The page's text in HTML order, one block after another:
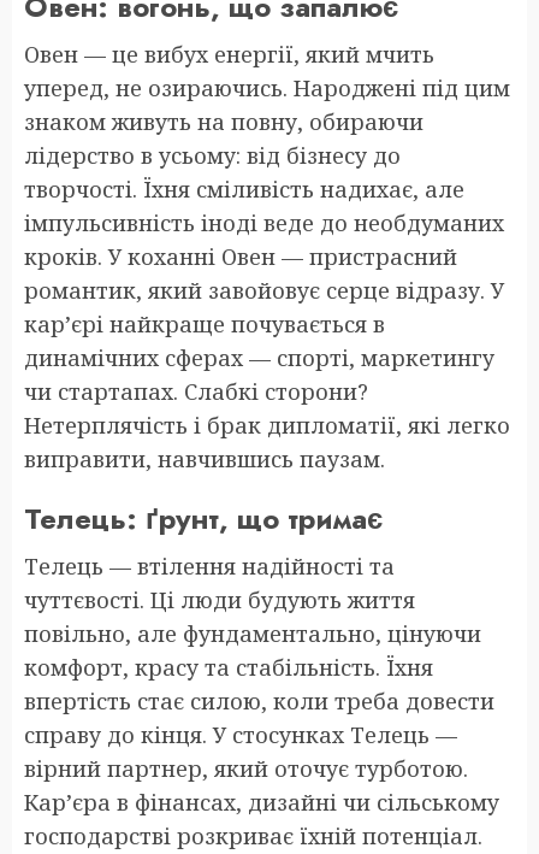
Овен — це вибух енергії, який мчить
уперед, не озираючись. Народжені під цим
знаком живуть на повну, обираючи
лідерство в усьому: від бізнесу до
творчості. Їхня сміливість надихає, але
імпульсивність іноді веде до необдуманих
кроків. У коханні Овен — пристрасний
романтик, який завойовує серце відразу. У
кар’єрі найкраще почувається в
динамічних сферах — спорті, маркетингу
чи стартапах. Слабкі сторони?
Нетерплячість і брак дипломатії, які легко
виправити, навчившись паузам.
Телець: ґрунт, що тримає
Телець — втілення надійності та
чуттєвості. Ці люди будують життя
повільно, але фундаментально, цінуючи
комфорт, красу та стабільність. Їхня
впертість стає силою, коли треба довести
справу до кінця. У стосунках Телець —
вірний партнер, який оточує турботою.
Кар’єра в фінансах, дизайні чи сільському
господарстві розкриває їхній потенціал.